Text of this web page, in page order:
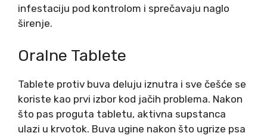
infestaciju pod kontrolom i sprečavaju naglo
širenje.
Oralne Tablete
Tablete protiv buva deluju iznutra i sve češće se
koriste kao prvi izbor kod jačih problema. Nakon
što pas proguta tabletu, aktivna supstanca
ulazi u krvotok. Buva ugine nakon što ugrize psa